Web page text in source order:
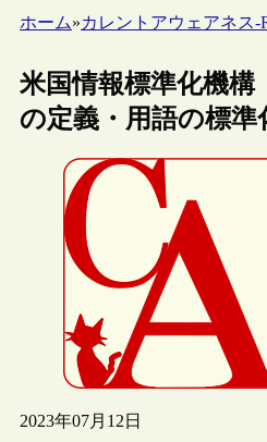
ホーム»カレントアウェアネス-
米国情報標準化機
の定義・用語の標準
2023年07月12日